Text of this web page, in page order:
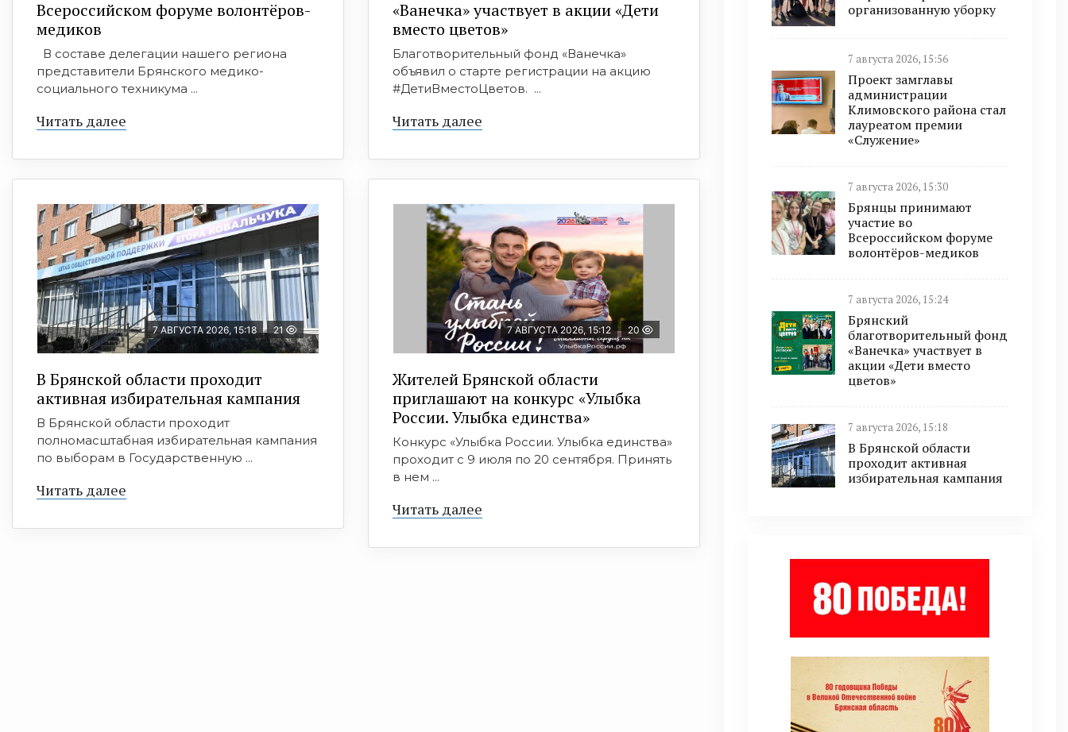
Всероссийском форуме волонтёров-
медиков
В составе делегации нашего региона
представители Брянского медико-
социального техникума ...
Читать далее
«Ванечка» участвует в акции «Дети
вместо цветов»
Благотворительный фонд «Ванечка»
объявил о старте регистрации на акцию
#ДетиВместоЦветов. ...
Читать далее
7 АВГУСТА 2026, 15:18 21
В Брянской области проходит
активная избирательная кампания
В Брянской области проходит
полномасштабная избирательная кампания
по выборам в Государственную ...
Читать далее
7 АВГУСТА 2026, 15:12 20
Жителей Брянской области
приглашают на конкурс «Улыбка
России. Улыбка единства»
Конкурс «Улыбка России. Улыбка единства»
проходит с 9 июля по 20 сентября. Принять
в нем ...
Читать далее
организованную уборку
7 августа 2026, 15:56
Проект замглавы
администрации
Климовского района стал
лауреатом премии
«Служение»
7 августа 2026, 15:30
Брянцы принимают
участие во
Всероссийском форуме
волонтёров-медиков
7 августа 2026, 15:24
Брянский
благотворительный фонд
«Ванечка» участвует в
акции «Дети вместо
цветов»
7 августа 2026, 15:18
В Брянской области
проходит активная
избирательная кампания